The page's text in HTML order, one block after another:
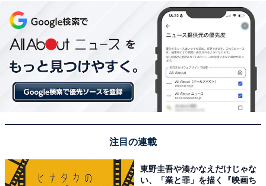
注目の連載
東野圭吾や湊かなえだけじゃな
い、「業と罪」を描く『映画ち